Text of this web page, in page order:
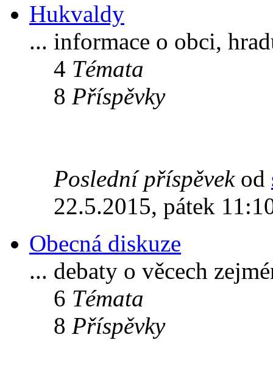
Hukvaldy
... informace o obci,
4 Témata
8 Příspěvky
Poslední příspěvekod
22.5.2015, pátek
Obecná diskuze
... debaty o věcech
6 Témata
8 Příspěvky